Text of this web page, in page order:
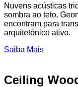
Nuvens acústicas
sombra ao teto.
encontram para
arquitetônico ativo.
Saiba Mais
Ceiling